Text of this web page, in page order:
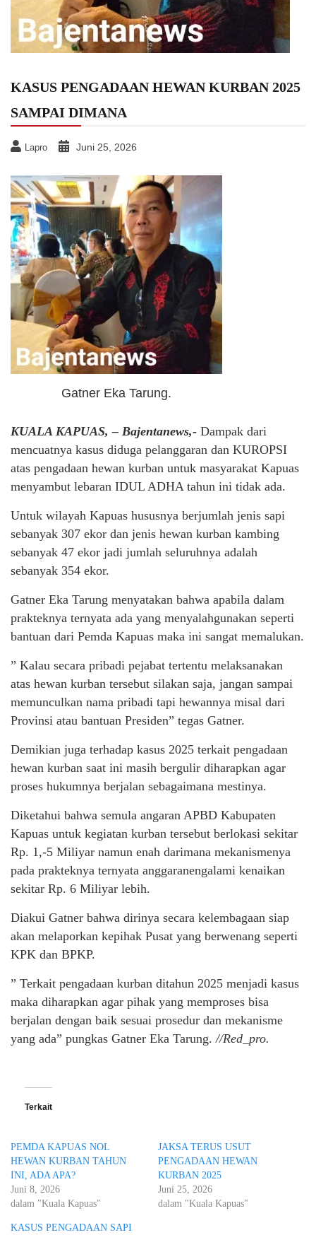
KASUS PENGADAAN HEWAN KURBAN 2025
SAMPAI DIMANA
Lapro Juni 25, 2026
Gatner Eka Tarung.
KUALA KAPUAS, – Bajentanews,- Dampak dari
mencuatnya kasus diduga pelanggaran dan KUROPSI
atas pengadaan hewan kurban untuk masyarakat Kapuas
menyambut lebaran IDUL ADHA tahun ini tidak ada.
Untuk wilayah Kapuas hususnya berjumlah jenis sapi
sebanyak 307 ekor dan jenis hewan kurban kambing
sebanyak 47 ekor jadi jumlah seluruhnya adalah
sebanyak 354 ekor.
Gatner Eka Tarung menyatakan bahwa apabila dalam
prakteknya ternyata ada yang menyalahgunakan seperti
bantuan dari Pemda Kapuas maka ini sangat memalukan.
” Kalau secara pribadi pejabat tertentu melaksanakan
atas hewan kurban tersebut silakan saja, jangan sampai
memunculkan nama pribadi tapi hewannya misal dari
Provinsi atau bantuan Presiden” tegas Gatner.
Demikian juga terhadap kasus 2025 terkait pengadaan
hewan kurban saat ini masih bergulir diharapkan agar
proses hukumnya berjalan sebagaimana mestinya.
Diketahui bahwa semula angaran APBD Kabupaten
Kapuas untuk kegiatan kurban tersebut berlokasi sekitar
Rp. 1,-5 Miliyar namun enah darimana mekanismenya
pada prakteknya ternyata anggaranengalami kenaikan
sekitar Rp. 6 Miliyar lebih.
Diakui Gatner bahwa dirinya secara kelembagaan siap
akan melaporkan kepihak Pusat yang berwenang seperti
KPK dan BPKP.
” Terkait pengadaan kurban ditahun 2025 menjadi kasus
maka diharapkan agar pihak yang memproses bisa
berjalan dengan baik sesuai prosedur dan mekanisme
yang ada” pungkas Gatner Eka Tarung.//Red_pro.
Terkait
PEMDA KAPUAS NOL
HEWAN KURBAN TAHUN
INI, ADA APA?
Juni 8, 2026
dalam "Kuala Kapuas"
JAKSA TERUS USUT
PENGADAAN HEWAN
KURBAN 2025
Juni 25, 2026
dalam "Kuala Kapuas"
KASUS PENGADAAN SAPI